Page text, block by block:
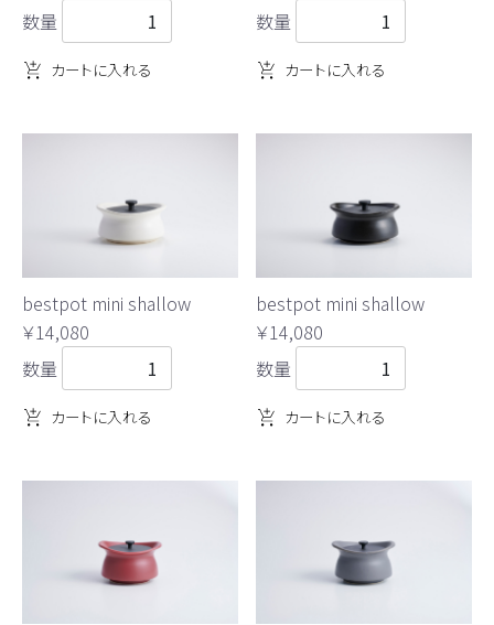
数量
カートに入れる
数量
カートに入れる
bestpot mini shallow
￥14,080
数量
カートに入れる
bestpot mini shallow
￥14,080
数量
カートに入れる